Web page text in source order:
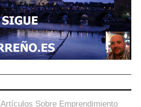
Artículos Sobre Emprendimiento